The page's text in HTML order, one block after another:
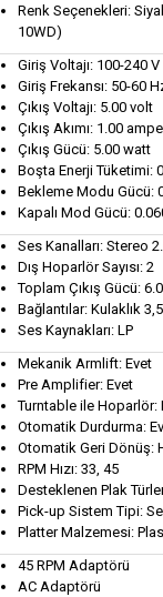
Renk Seçenekleri:
10WD)
Giriş Voltajı: 100-240 V
Giriş Frekansı: 50-60
Çıkış Voltajı: 5.00 volt
Çıkış Akımı: 1.00
Çıkış Gücü: 5.00 watt
Boşta Enerji Tüketimi:
Bekleme Modu Gücü:
Kapalı Mod Gücü:
Ses Kanalları: Stereo
Dış Hoparlör Sayısı: 2
Toplam Çıkış Gücü:
Bağlantılar: Kulaklık 3,5
Ses Kaynakları: LP
Mekanik Armlift: Evet
Pre Amplifier: Evet
Turntable ile Hoparlör:
Otomatik Durdurma:
Otomatik Geri Dönüş:
RPM Hızı: 33, 45
Desteklenen Plak
Pick-up Sistem Tipi:
Platter Malzemesi:
45 RPM Adaptörü
AC Adaptörü